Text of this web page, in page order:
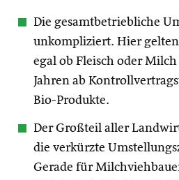
Die gesamtbetriebliche
unkompliziert. Hier
egal ob Fleisch oder
Jahren ab
Bio-Produkte.
Der Großteil aller
die verkürzte
Gerade für